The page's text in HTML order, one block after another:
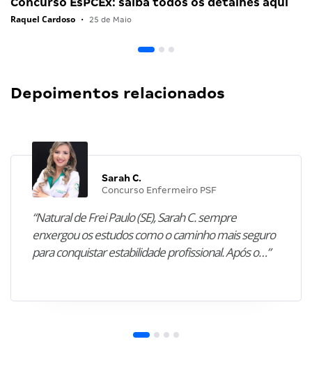
Raquel Cardoso • 25 de Maio
Depoimentos relacionados
Sarah C.
Concurso Enfermeiro PSF
“Natural de Frei Paulo (SE), Sarah C. sempre
enxergou os estudos como o caminho mais seguro
para conquistar estabilidade profissional. Após o…”